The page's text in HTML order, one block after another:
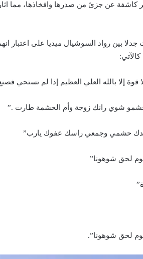
كاشفة عن جزئ من صدرها وافخاذها، مما
بين رواد السوشيال ميديا على اعتبار
قوة إلا بالله العلي العظيم إذا لم تستحي
حشمو شوي رانك زوجة وأم الحشمة طارت .”
حشمي وجمعي راسك عفوك يارب”
لحق شوهونا”
لحق شوهونا”.